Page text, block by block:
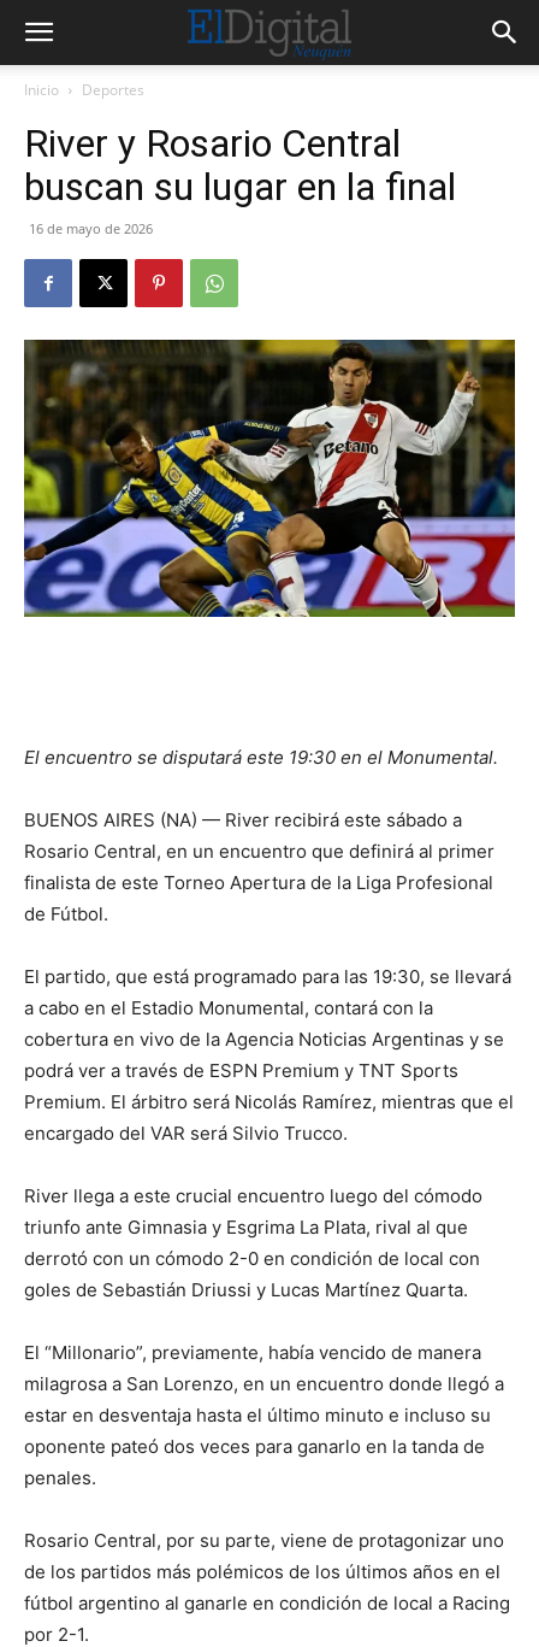
Inicio Deportes
River y Rosario Central
buscan su lugar en la final
16 de mayo de 2026
El encuentro se disputará este 19:30 en el Monumental.
BUENOS AIRES (NA) — River recibirá este sábado a
Rosario Central, en un encuentro que definirá al primer
finalista de este Torneo Apertura de la Liga Profesional
de Fútbol.
El partido, que está programado para las 19:30, se llevará
a cabo en el Estadio Monumental, contará con la
cobertura en vivo de la Agencia Noticias Argentinas y se
podrá ver a través de ESPN Premium y TNT Sports
Premium. El árbitro será Nicolás Ramírez, mientras que el
encargado del VAR será Silvio Trucco.
River llega a este crucial encuentro luego del cómodo
triunfo ante Gimnasia y Esgrima La Plata, rival al que
derrotó con un cómodo 2-0 en condición de local con
goles de Sebastián Driussi y Lucas Martínez Quarta.
El “Millonario”, previamente, había vencido de manera
milagrosa a San Lorenzo, en un encuentro donde llegó a
estar en desventaja hasta el último minuto e incluso su
oponente pateó dos veces para ganarlo en la tanda de
penales.
Rosario Central, por su parte, viene de protagonizar uno
de los partidos más polémicos de los últimos años en el
fútbol argentino al ganarle en condición de local a Racing
por 2-1.